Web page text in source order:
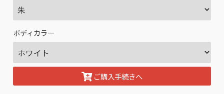
ボディカラー
ご購入手続きへ